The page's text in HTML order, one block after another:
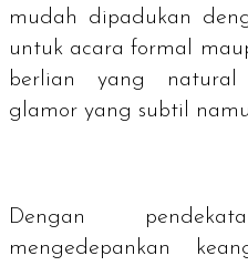
mudah dipadukan
untuk acara formal
berlian yang natural
glamor yang subtil
Dengan
mengedepankan